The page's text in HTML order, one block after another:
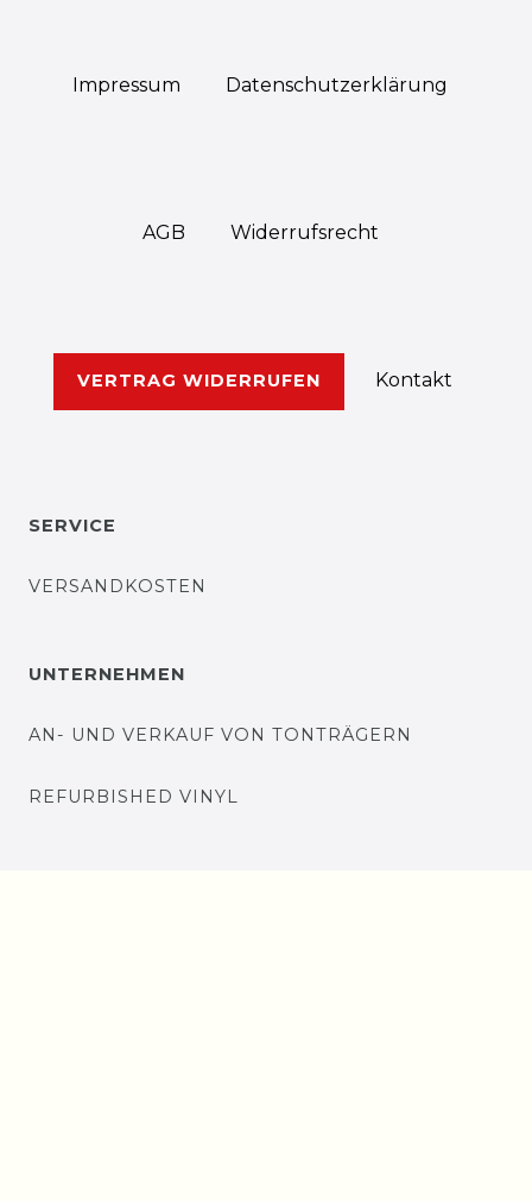
Impressum Daten­schutz­erklärung
AGB Widerrufs­recht
VERTRAG WIDERRUFEN Kontakt
SERVICE
VERSANDKOSTEN
UNTERNEHMEN
AN- UND VERKAUF VON TONTRÄGERN
REFURBISHED VINYL